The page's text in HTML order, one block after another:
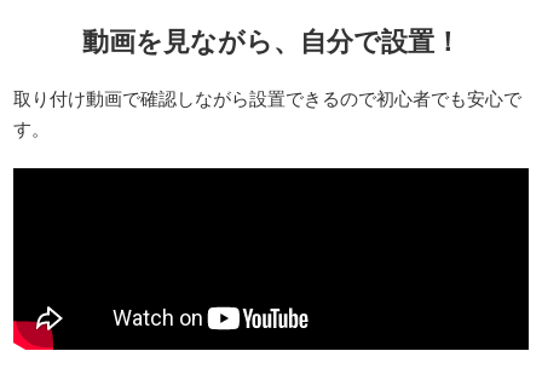
動画を見ながら、自分で設置！
取り付け動画で確認しながら設置できるので初心者でも安心で
す。